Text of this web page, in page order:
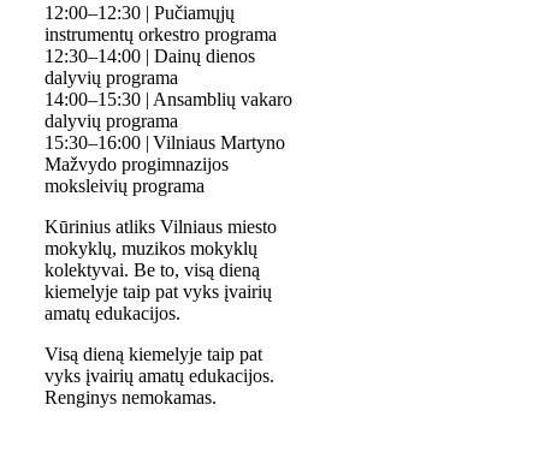
12:00–12:30 | Pučiamųjų
instrumentų orkestro programa
12:30–14:00 | Dainų dienos
dalyvių programa
14:00–15:30 | Ansamblių vakaro
dalyvių programa
15:30–16:00 | Vilniaus Martyno
Mažvydo progimnazijos
moksleivių programa
Kūrinius atliks Vilniaus miesto
mokyklų, muzikos mokyklų
kolektyvai. Be to, visą dieną
kiemelyje taip pat vyks įvairių
amatų edukacijos.
Visą dieną kiemelyje taip pat
vyks įvairių amatų edukacijos.
Renginys nemokamas.